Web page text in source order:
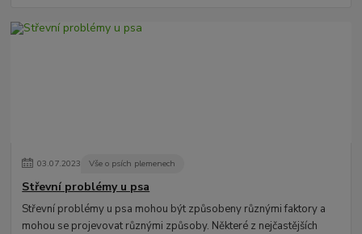
03.07.2023 Vše o psích plemenech
Střevní problémy u psa
Střevní problémy u psa mohou být způsobeny různými faktory a
mohou se projevovat různými způsoby. Některé z nejčastějších